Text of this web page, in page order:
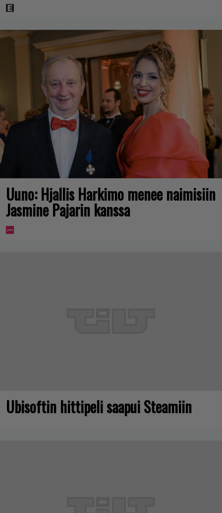
Uuno: Hjallis Harkimo menee naimisiin
Jasmine Pajarin kanssa
Ubisoftin hittipeli saapui Steamiin